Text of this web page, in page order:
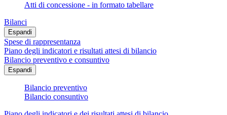
Atti di concessione - in formato tabellare
Bilanci
Espandi
Spese di rappresentanza
Piano degli indicatori e risultati attesi di bilancio
Bilancio preventivo e consuntivo
Espandi
Bilancio preventivo
Bilancio consuntivo